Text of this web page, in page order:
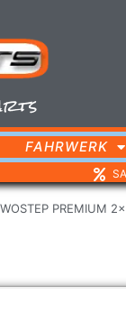
FAHRWERK
PREMIUM